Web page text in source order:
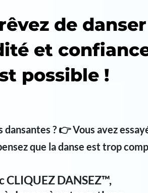
rêvez de danser
et
possible !
dansantes ? 👉Vous avez
que la danse est trop
CLIQUEZ DANSEZ™,